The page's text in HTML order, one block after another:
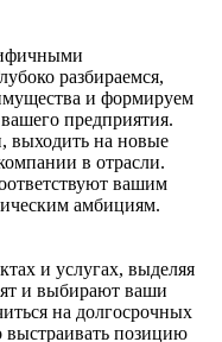
разбираемся,
и формируем
предприятия.
выходить на новые
в отрасли.
вашим
амбициям.
и услугах, выделяя
и выбирают ваши
на долгосрочных
выстраивать позицию